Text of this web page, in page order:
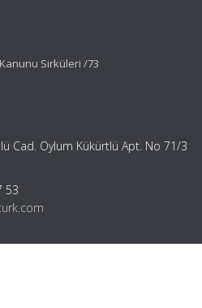
Sirküleri /73
Cad. Oylum Kükürtlü Apt. No 71/3
53